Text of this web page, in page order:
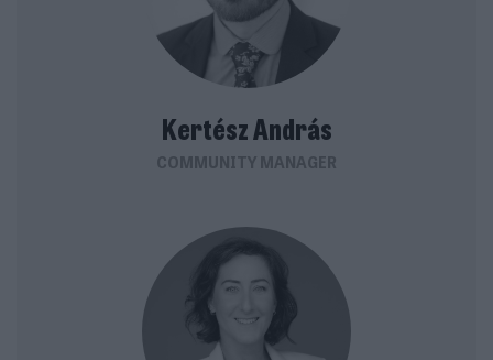
Kertész András
COMMUNITY MANAGER